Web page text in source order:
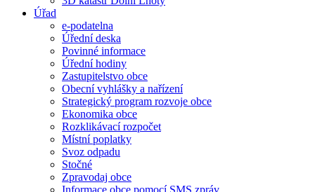
Úřad
e-podatelna
Úřední deska
Povinné informace
Úřední hodiny
Zastupitelstvo obce
Obecní vyhlášky a nařízení
Strategický program rozvoje obce
Ekonomika obce
Rozklikávací rozpočet
Místní poplatky
Svoz odpadu
Stočné
Zpravodaj obce
Informace obce pomocí SMS zpráv